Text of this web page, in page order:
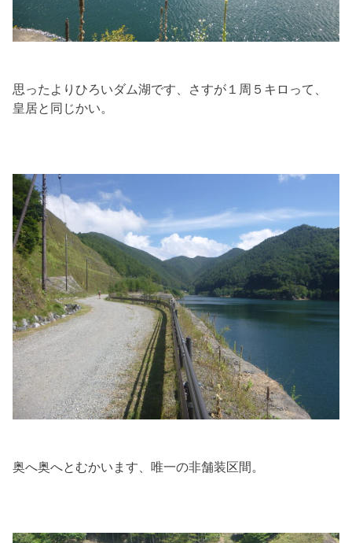
思ったよりひろいダム湖です、さすが１周５キロって、
皇居と同じかい。
奥へ奥へとむかいます、唯一の非舗装区間。